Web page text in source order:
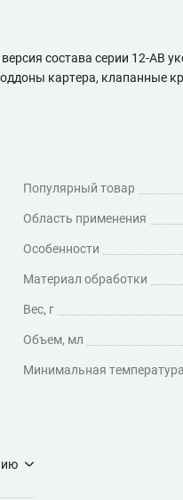
состава серии 12-AB
картера, клапанные
Популярный товар
Область применения
Особенности
Материал обработки
Вес, г
Объем, мл
Минимальная